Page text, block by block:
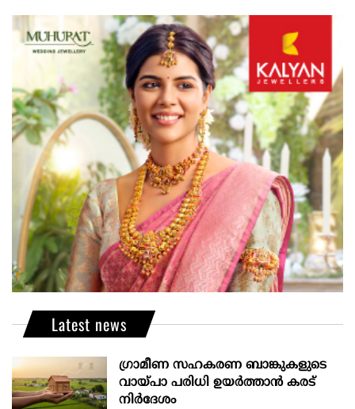
Latest news
ഗ്രാമീണ സഹകരണ ബാങ്കുകളുടെ
വായ്പാ പരിധി ഉയർത്താൻ കരട്
നിർദേശം